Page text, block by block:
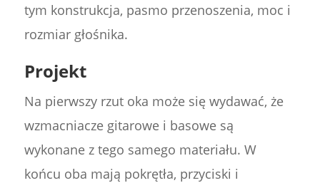
tym konstrukcja, pasmo przenoszenia, moc i
rozmiar głośnika.
Projekt
Na pierwszy rzut oka może się wydawać, że
wzmacniacze gitarowe i basowe są
wykonane z tego samego materiału. W
końcu oba mają pokrętła, przyciski i